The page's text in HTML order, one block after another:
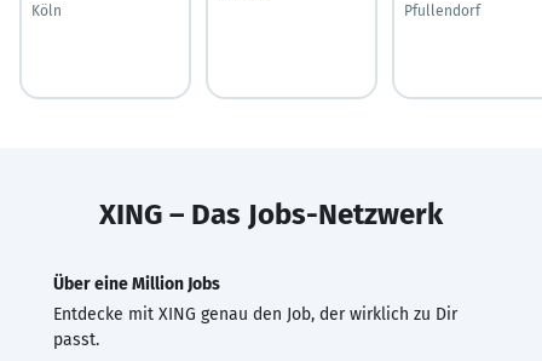
Köln
Pfullendorf
XING – Das Jobs-Netzwerk
Über eine Million Jobs
Entdecke mit XING genau den Job, der wirklich zu Dir
passt.